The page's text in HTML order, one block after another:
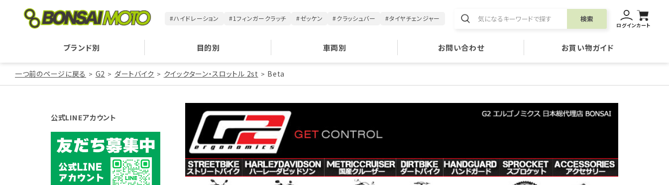
#ハイドレーション #1フィンガークラッチ #ゼッケン #クラッシュバー #タイヤチェンジャー 検索
ログインカート
ブランド別 目的別 車両別 お問い合わせ お買い物ガイド
一つ前のページに戻る G2 ダートバイク クイックターン・スロットル 2st Beta
公式LINEアカウント